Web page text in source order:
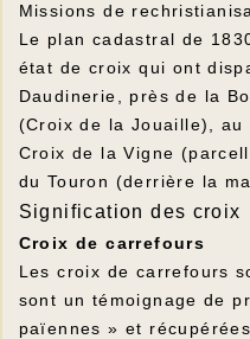
Missions de
Le plan cadastral de
état de croix qui ont
Daudinerie, près de la
(Croix de la Jouaille), au
Croix de la Vigne
du Touron (derrière la
Signification des croix
Croix de carrefours
Les croix de carrefours
sont un témoignage de
païennes » et